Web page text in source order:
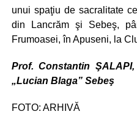
unui spaţiu de sacralitate
din Lancrăm şi Sebeş,
Frumoasei, în Apuseni, la
Prof. Constantin
„Lucian Blaga” Sebeş
FOTO: ARHIVĂ